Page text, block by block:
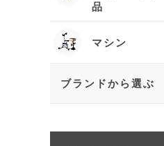
品
マシン
ブランドから選ぶ